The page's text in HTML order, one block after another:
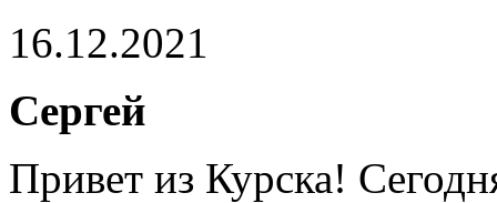
16.12.2021
Сергей
Привет из Курска!